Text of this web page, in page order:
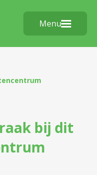
Menu
bij dit